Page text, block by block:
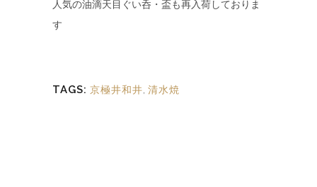
人気の油滴天目ぐい呑・盃も再入荷しておりま
す
TAGS: 京極井和井 清水焼